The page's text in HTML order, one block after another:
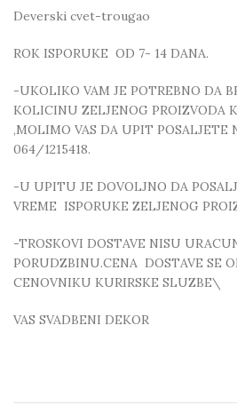
Deverski cvet-trougao
ROK ISPORUKE OD 7- 14 DANA.
-UKOLIKO VAM JE POTREBNO DA
KOLICINU ZELJENOG PROIZVODA
,MOLIMO VAS DA UPIT
064/1215418.
-U UPITU JE DOVOLJNO DA
VREME ISPORUKE ZELJENOG
-TROSKOVI DOSTAVE NISU
PORUDZBINU.CENA DOSTAVE SE
CENOVNIKU KURIRSKE SLUZBE\
VAS SVADBENI DEKOR